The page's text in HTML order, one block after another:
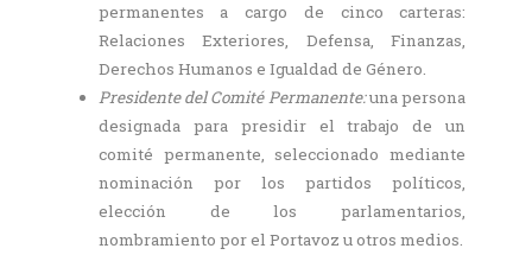
permanentes a cargo de cinco carteras:
Relaciones Exteriores, Defensa, Finanzas,
Derechos Humanos e Igualdad de Género.
Presidente del Comité Permanente:una persona
designada para presidir el trabajo de un
comité permanente, seleccionado mediante
nominación por los partidos políticos,
elección de los parlamentarios,
nombramiento por el Portavoz u otros medios.